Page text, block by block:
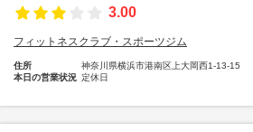
3.00
フィットネスクラブ・スポーツジム
住所
神奈川県横浜市港南区上大岡西1-13-15
本日の営業状況 定休日